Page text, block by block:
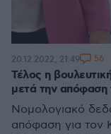
Τέλος η
μετά την απόφαση
Νομολογιακό
απόφαση για τον
20.12.2022, 21:49 56